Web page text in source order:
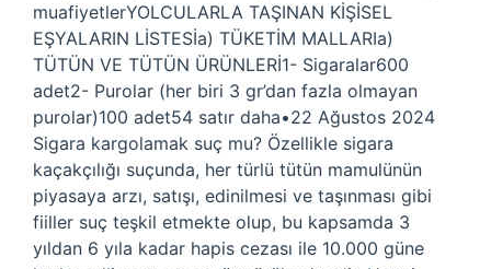
muafiyetlerYOLCULARLA TAŞINAN KİŞİSEL
EŞYALARIN LİSTESİa) TÜKETİM MALLARIa)
TÜTÜN VE TÜTÜN ÜRÜNLERİ1- Sigaralar600
adet2- Purolar (her biri 3 gr’dan fazla olmayan
purolar)100 adet54 satır daha•22 Ağustos 2024
Sigara kargolamak suç mu? Özellikle sigara
kaçakçılığı suçunda, her türlü tütün mamulünün
piyasaya arzı, satışı, edinilmesi ve taşınması gibi
fiiller suç teşkil etmekte olup, bu kapsamda 3
yıldan 6 yıla kadar hapis cezası ile 10.000 güne